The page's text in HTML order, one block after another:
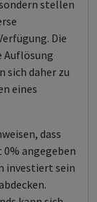
stellen
Die
Auflösung
sich daher zu
eines
dass
angegeben
investiert sein